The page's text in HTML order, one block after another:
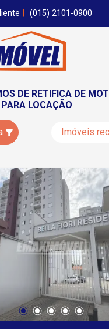
(015) 2101-0900
DE RETIFICA DE
LOCAÇÃO